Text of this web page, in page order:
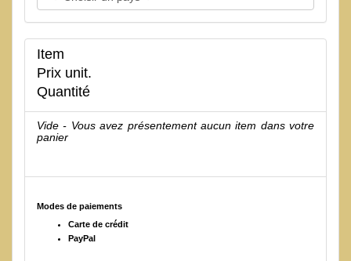
Item
Prix unit.
Quantité
Vide - Vous avez présentement aucun item dans votre
panier
Modes de paiements
Carte de crédit
PayPal